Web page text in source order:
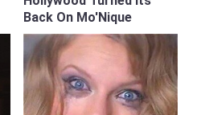
Back On Mo'Nique